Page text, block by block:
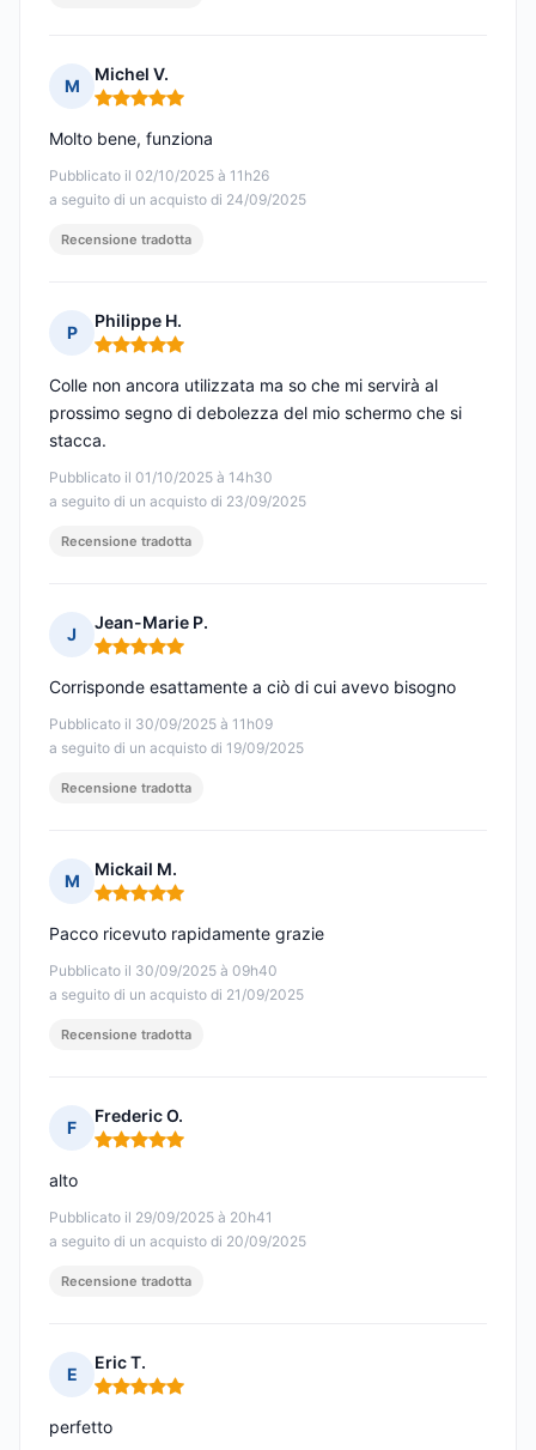
M
Michel V.
Nota: 5 su 5
Pubblicato il 02/10/2025 à 11h26
a seguito di un acquisto di 24/09/2025
Molto bene, funziona
Recensione tradotta
P
Philippe H.
Nota: 5 su 5
Pubblicato il 01/10/2025 à 14h30
a seguito di un acquisto di 23/09/2025
Colle non ancora utilizzata ma so che mi servirà al
prossimo segno di debolezza del mio schermo che si
stacca.
Recensione tradotta
J
Jean-Marie P.
Nota: 5 su 5
Pubblicato il 30/09/2025 à 11h09
a seguito di un acquisto di 19/09/2025
Corrisponde esattamente a ciò di cui avevo bisogno
Recensione tradotta
M
Mickail M.
Nota: 5 su 5
Pubblicato il 30/09/2025 à 09h40
a seguito di un acquisto di 21/09/2025
Pacco ricevuto rapidamente grazie
Recensione tradotta
F
Frederic O.
Nota: 5 su 5
Pubblicato il 29/09/2025 à 20h41
a seguito di un acquisto di 20/09/2025
alto
Recensione tradotta
E
Eric T.
Nota: 5 su 5
perfetto